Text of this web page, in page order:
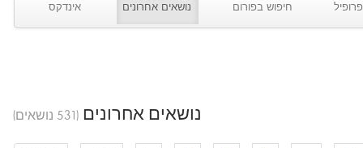
אינדקס נושאים אחרונים חיפוש בפורום
נושאים אחרונים(531 נושאים)